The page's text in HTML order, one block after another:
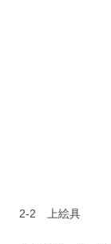
2-2 上絵具